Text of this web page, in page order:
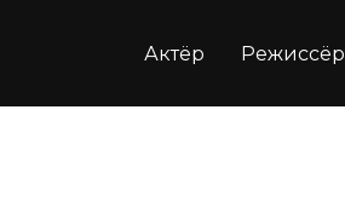
Актёр Режиссёр